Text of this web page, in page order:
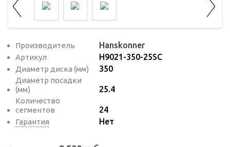
Производитель Hanskonner
Артикул H9021-350-25SC
Диаметр диска (мм) 350
Диаметр посадки
(мм)
25.4
Количество
сегментов
24
Гарантия Нет
для целей маркетинга и улучшения
качества рекламы. Эти файлы cookie
высокую точность и ценность содержания
маркетинговых и рекламных материалов
для пользователей сайта.